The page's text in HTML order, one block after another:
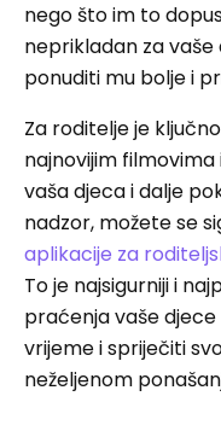
nego što im to
neprikladan za
ponuditi mu bolje i
Za roditelje je
najnovijim
vaša djeca i dalje
nadzor, možete se
aplikacije za
To je najsigurniji i
praćenja vaše
vrijeme i spriječiti
neželjenom